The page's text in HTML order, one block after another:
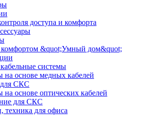
доступа и комфорта
комфортом &quot;Умный дом&quot;
системы
основе медных кабелей
СКС
основе оптических кабелей
для СКС
техника для офиса